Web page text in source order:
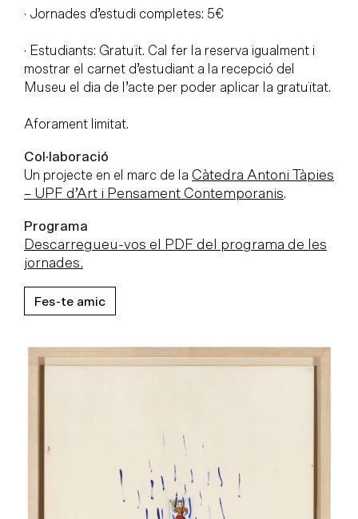
· Jornades d’estudi completes: 5€
· Estudiants: Gratuït. Cal fer la reserva igualment i
mostrar el carnet d’estudiant a la recepció del
Museu el dia de l’acte per poder aplicar la gratuïtat.
Aforament limitat.
Col·laboració
Un projecte en el marc de la Càtedra Antoni Tàpies
– UPF d’Art i Pensament Contemporanis.
Programa
Descarregueu-vos el PDF del programa de les
jornades.
Fes-te amic